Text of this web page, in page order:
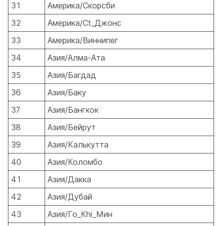
31
Америка/Скорсби
32
Америка/Сt_Джонс
33
Америка/Виннипег
34
Азия/Алма-Ата
35
Азия/Багдад
36
Азия/Баку
37
Азия/Бангкок
38
Азия/Бейрут
39
Азия/Калькутта
40
Азия/Коломбо
41
Азия/Дакка
42
Азия/Дубай
43
Азия/Гo_Кhi_Мин